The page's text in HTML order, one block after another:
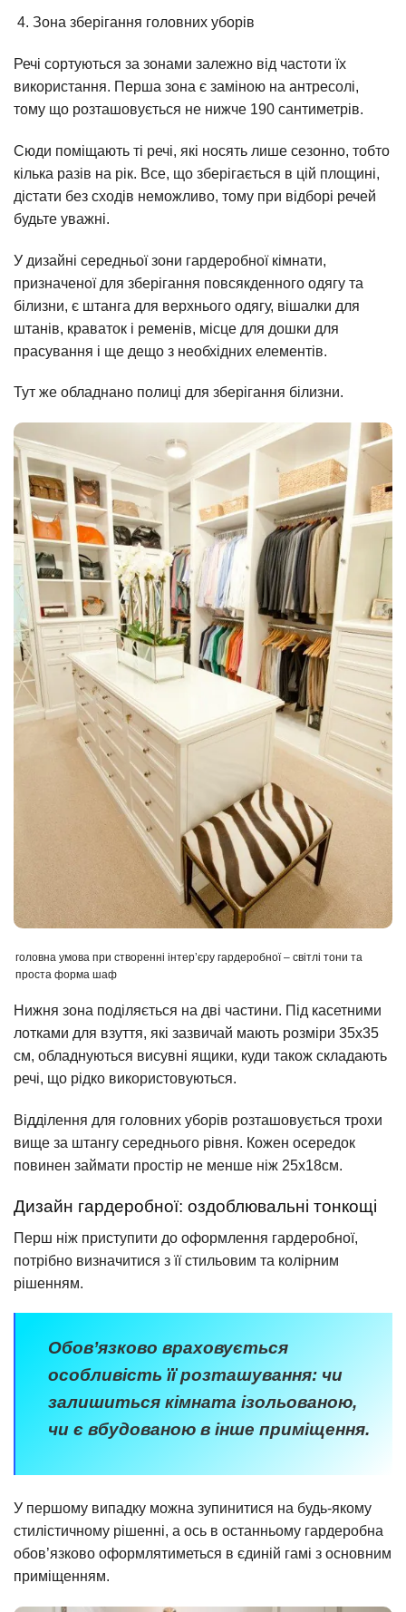
Зона зберігання головних уборів
Речі сортуються за зонами залежно від частоти їх
використання. Перша зона є заміною на антресолі,
тому що розташовується не нижче 190 сантиметрів.
Сюди поміщають ті речі, які носять лише сезонно, тобто
кілька разів на рік. Все, що зберігається в цій площині,
дістати без сходів неможливо, тому при відборі речей
будьте уважні.
У дизайні середньої зони гардеробної кімнати,
призначеної для зберігання повсякденного одягу та
білизни, є штанга для верхнього одягу, вішалки для
штанів, краваток і ременів, місце для дошки для
прасування і ще дещо з необхідних елементів.
Тут же обладнано полиці для зберігання білизни.
головна умова при створенні інтер’єру гардеробної – світлі тони та
проста форма шаф
Нижня зона поділяється на дві частини. Під касетними
лотками для взуття, які зазвичай мають розміри 35х35
см, обладнуються висувні ящики, куди також складають
речі, що рідко використовуються.
Відділення для головних уборів розташовується трохи
вище за штангу середнього рівня. Кожен осередок
повинен займати простір не менше ніж 25х18см.
Дизайн гардеробної: оздоблювальні тонкощі
Перш ніж приступити до оформлення гардеробної,
потрібно визначитися з її стильовим та колірним
рішенням.
Обов’язково враховується
особливість її розташування: чи
залишиться кімната ізольованою,
чи є вбудованою в інше приміщення.
У першому випадку можна зупинитися на будь-якому
стилістичному рішенні, а ось в останньому гардеробна
обов’язково оформлятиметься в єдиній гамі з основним
приміщенням.